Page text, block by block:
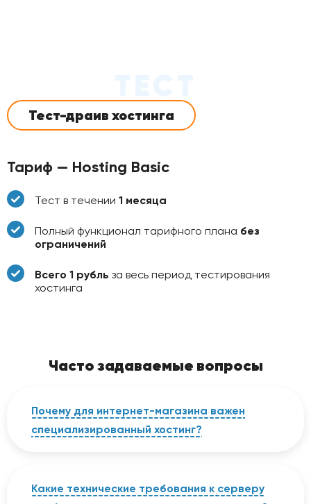
Тест-драив хостинга
Тариф — Hosting Basic
Тест в течении 1 месяца
Полный функционал тарифного плана без
ограничений
Всего 1 рубль за весь период тестирования
хостинга
Часто задаваемые вопросы
Почему для интернет-магазина важен
специализированный хостинг?
производительности. Специализированный
хостинг предоставляет оптимизированную
Какие технические требования к серверу